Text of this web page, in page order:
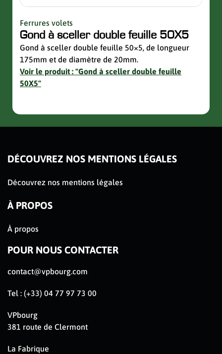
Ferrures volets
Gond à sceller double feuille 50X5
Gond à sceller double feuille 50×5, de longueur
175mm et de diamètre de 20mm.
Voir le produit : "Gond à sceller double feuille
50X5"
DÉCOUVREZ NOS MENTIONS LÉGALES
Découvrez nos mentions légales
À PROPOS
À propos
POUR NOUS CONTACTER
contact@vpbourg.com
Tel : (+33) 04 77 97 73 00
VPbourg
381 route de Clermont
La Fabrique